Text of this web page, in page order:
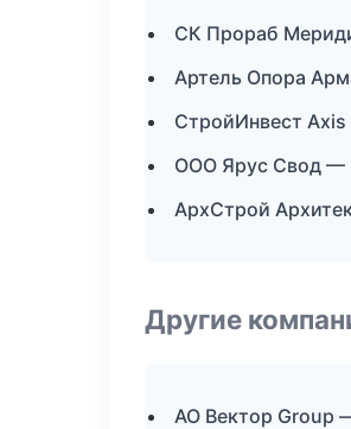
СК Прораб
Артель Опора
СтройИнвест
ООО Ярус Свод —
АрхСтрой
Другие
АО Вектор Group